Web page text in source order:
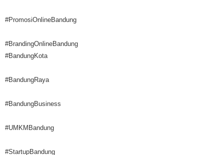
#PromosiOnlineBandung
#BrandingOnlineBandung
#BandungKota
#BandungRaya
#BandungBusiness
#UMKMBandung
#StartupBandung